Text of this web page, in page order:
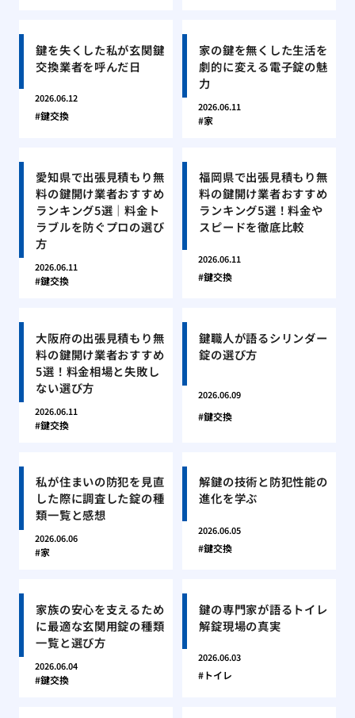
鍵を失くした私が玄関鍵
交換業者を呼んだ日
2026.06.12
鍵交換
家の鍵を無くした生活を
劇的に変える電子錠の魅
力
2026.06.11
家
愛知県で出張見積もり無
料の鍵開け業者おすすめ
ランキング5選｜料金ト
ラブルを防ぐプロの選び
方
2026.06.11
鍵交換
福岡県で出張見積もり無
料の鍵開け業者おすすめ
ランキング5選！料金や
スピードを徹底比較
2026.06.11
鍵交換
大阪府の出張見積もり無
料の鍵開け業者おすすめ
5選！料金相場と失敗し
ない選び方
2026.06.11
鍵交換
鍵職人が語るシリンダー
錠の選び方
2026.06.09
鍵交換
私が住まいの防犯を見直
した際に調査した錠の種
類一覧と感想
2026.06.06
家
解鍵の技術と防犯性能の
進化を学ぶ
2026.06.05
鍵交換
家族の安心を支えるため
に最適な玄関用錠の種類
一覧と選び方
2026.06.04
鍵交換
鍵の専門家が語るトイレ
解錠現場の真実
2026.06.03
トイレ